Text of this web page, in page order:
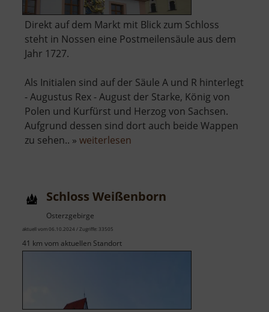
Direkt auf dem Markt mit Blick zum Schloss
steht in Nossen eine Postmeilensäule aus dem
Jahr 1727.
Als Initialen sind auf der Säule A und R hinterlegt
- Augustus Rex - August der Starke, König von
Polen und Kurfürst und Herzog von Sachsen.
Aufgrund dessen sind dort auch beide Wappen
zu sehen.. » weiterlesen
Schloss Weißenborn
Osterzgebirge
aktuell vom 06.10.2024 / Zugriffe: 33505
41 km vom aktuellen Standort